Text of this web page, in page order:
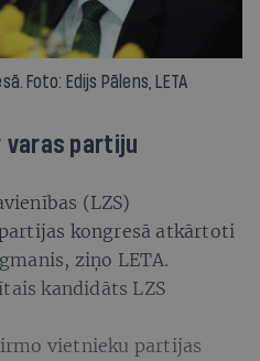
Foto: Edijs Pālens, LETA
varas partiju
(LZS)
kongresā atkārtoti
ziņo LETA.
kandidāts LZS
vietnieku partijas